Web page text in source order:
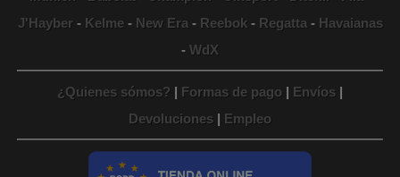
J'Hayber- Kelme- New Era - Reebok- Regatta - Havaianas
- WdX
¿Quienes sómos? | Formas de pago | Envíos |
Devoluciones | Empleo